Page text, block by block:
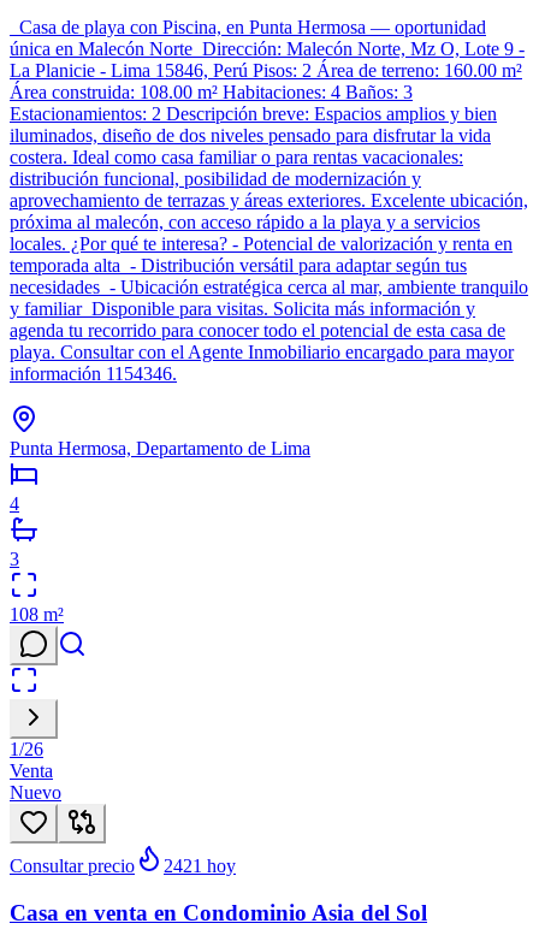
Casa de playa con Piscina, en Punta Hermosa — oportunidad
única en Malecón Norte Dirección: Malecón Norte, Mz O, Lote 9 -
La Planicie - Lima 15846, Perú Pisos: 2 Área de terreno: 160.00 m²
Área construida: 108.00 m² Habitaciones: 4 Baños: 3
Estacionamientos: 2 Descripción breve: Espacios amplios y bien
iluminados, diseño de dos niveles pensado para disfrutar la vida
costera. Ideal como casa familiar o para rentas vacacionales:
distribución funcional, posibilidad de modernización y
aprovechamiento de terrazas y áreas exteriores. Excelente ubicación,
próxima al malecón, con acceso rápido a la playa y a servicios
locales. ¿Por qué te interesa? - Potencial de valorización y renta en
temporada alta - Distribución versátil para adaptar según tus
necesidades - Ubicación estratégica cerca al mar, ambiente tranquilo
y familiar Disponible para visitas. Solicita más información y
agenda tu recorrido para conocer todo el potencial de esta casa de
playa. Consultar con el Agente Inmobiliario encargado para mayor
información 1154346.
Punta Hermosa, Departamento de Lima
4
3
108 m²
1/26
Venta
Nuevo
Consultar precio 2421 hoy
Casa en venta en Condominio Asia del Sol